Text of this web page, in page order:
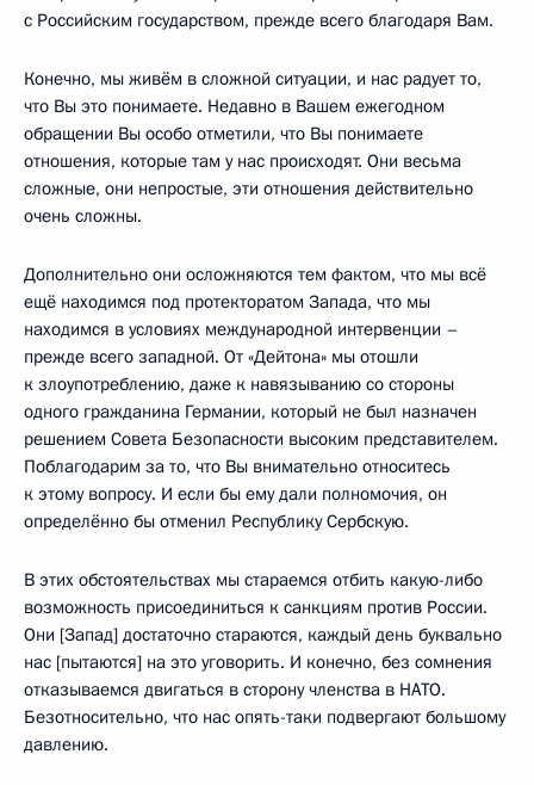
с Российским государством, прежде всего благодаря Вам.
Конечно, мы живём в сложной ситуации, и нас радует то,
что Вы это понимаете. Недавно в Вашем ежегодном
обращении Вы особо отметили, что Вы понимаете
отношения, которые там у нас происходят. Они весьма
сложные, они непростые, эти отношения действительно
очень сложны.
Дополнительно они осложняются тем фактом, что мы всё
ещё находимся под протекторатом Запада, что мы
находимся в условиях международной интервенции –
прежде всего западной. От «Дейтона» мы отошли
к злоупотреблению, даже к навязыванию со стороны
одного гражданина Германии, который не был назначен
решением Совета Безопасности высоким представителем.
Поблагодарим за то, что Вы внимательно относитесь
к этому вопросу. И если бы ему дали полномочия, он
определённо бы отменил Республику Сербскую.
В этих обстоятельствах мы стараемся отбить какую-либо
возможность присоединиться к санкциям против России.
Они [Запад] достаточно стараются, каждый день буквально
нас [пытаются] на это уговорить. И конечно, без сомнения
отказываемся двигаться в сторону членства в НАТО.
Безотносительно, что нас опять-таки подвергают большому
давлению.